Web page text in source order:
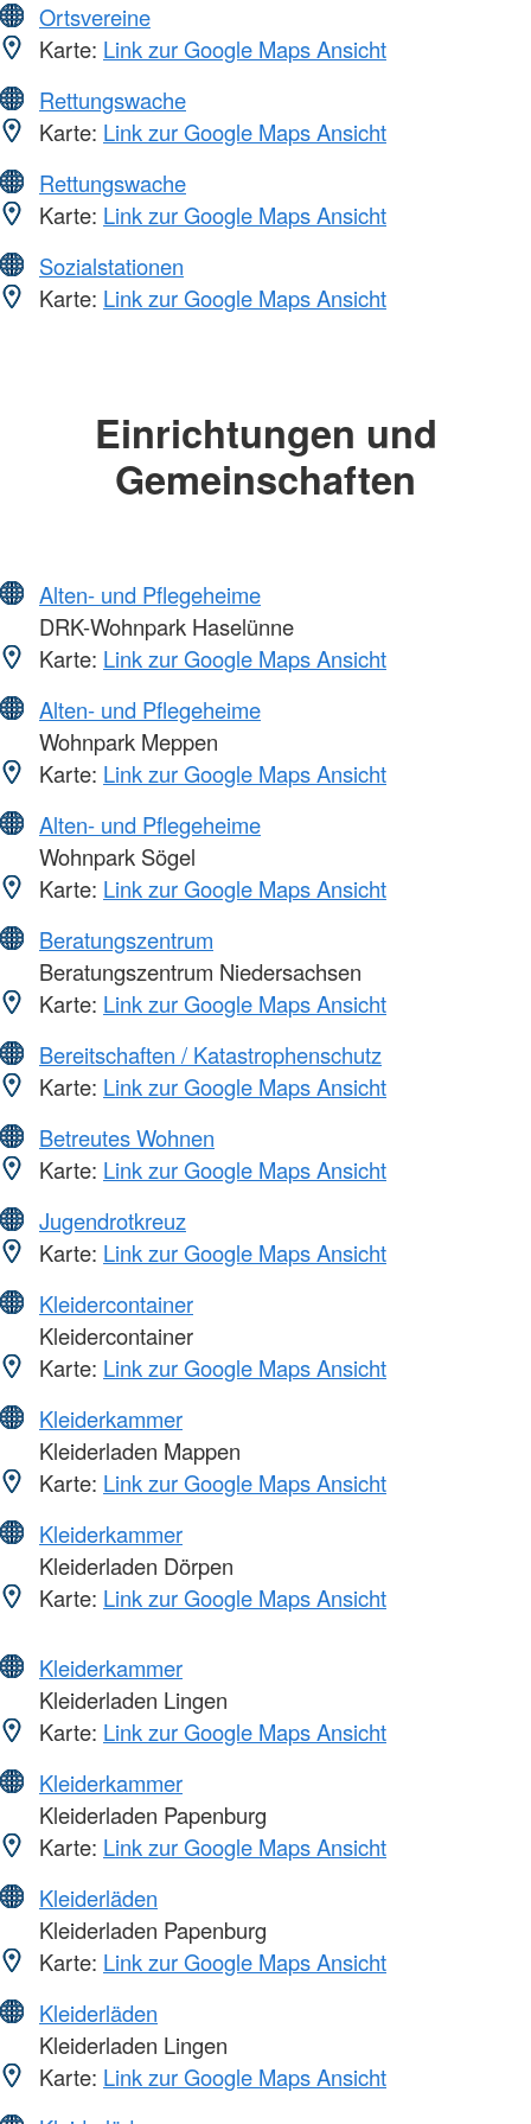
Ortsvereine
Karte: Link zur Google Maps Ansicht
Rettungswache
Karte: Link zur Google Maps Ansicht
Rettungswache
Karte: Link zur Google Maps Ansicht
Sozialstationen
Karte: Link zur Google Maps Ansicht
Einrichtungen und
Gemeinschaften
Alten- und Pflegeheime
DRK-Wohnpark Haselünne
Karte: Link zur Google Maps Ansicht
Alten- und Pflegeheime
Wohnpark Meppen
Karte: Link zur Google Maps Ansicht
Alten- und Pflegeheime
Wohnpark Sögel
Karte: Link zur Google Maps Ansicht
Beratungszentrum
Beratungszentrum Niedersachsen
Karte: Link zur Google Maps Ansicht
Bereitschaften / Katastrophenschutz
Karte: Link zur Google Maps Ansicht
Betreutes Wohnen
Karte: Link zur Google Maps Ansicht
Jugendrotkreuz
Karte: Link zur Google Maps Ansicht
Kleidercontainer
Kleidercontainer
Karte: Link zur Google Maps Ansicht
Kleiderkammer
Kleiderladen Mappen
Karte: Link zur Google Maps Ansicht
Kleiderkammer
Kleiderladen Dörpen
Karte: Link zur Google Maps Ansicht
Kleiderkammer
Kleiderladen Lingen
Karte: Link zur Google Maps Ansicht
Kleiderkammer
Kleiderladen Papenburg
Karte: Link zur Google Maps Ansicht
Kleiderläden
Kleiderladen Papenburg
Karte: Link zur Google Maps Ansicht
Kleiderläden
Kleiderladen Lingen
Karte: Link zur Google Maps Ansicht